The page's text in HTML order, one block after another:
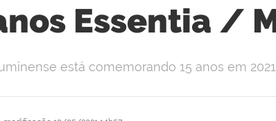
Essentia /
está comemorando 15 anos em